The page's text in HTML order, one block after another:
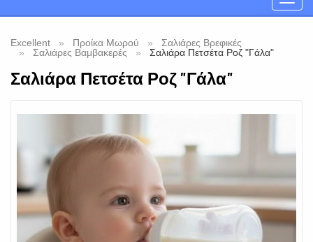
Excellent Προίκα Μωρού
Σαλιάρες Βρεφικές
Σαλιάρες Βαμβακερές
Σαλιάρα Πετσέτα Ροζ "Γάλα"
Σαλιάρα Πετσέτα Ροζ "Γάλα"